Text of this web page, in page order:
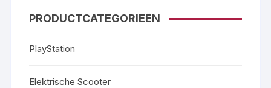
PRODUCTCATEGORIEËN
PlayStation
Elektrische Scooter